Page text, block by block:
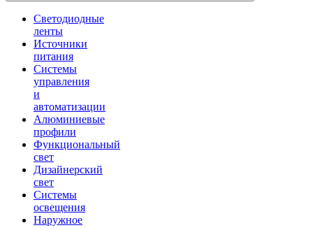
Светодиодные
ленты
Источники
питания
Системы
управления
и
автоматизации
Алюминиевые
профили
Функциональный
свет
Дизайнерский
свет
Системы
освещения
Наружное